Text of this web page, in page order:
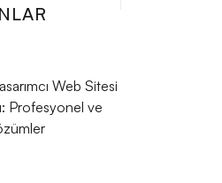
Web Sitesi
Profesyonel ve